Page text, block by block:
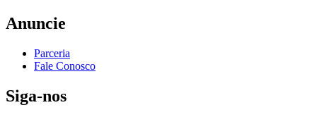
Anuncie
Parceria
Fale Conosco
Siga-nos